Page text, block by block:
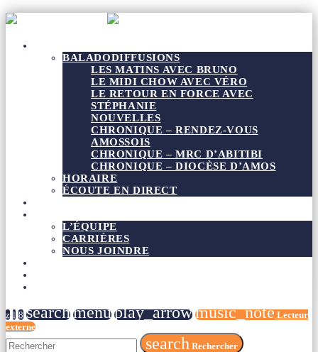
BALADODIFFUSIONS
LES MATINS AVEC BRUNO
LE MIDI CHOW AVEC VÉRO
LE RETOUR EN FORCE AVEC
STÉPHANIE
NOUVELLES
CHRONIQUE – RENDEZ-VOUS
AMOSSOIS
CHRONIQUE – MRC D’ABITIBI
CHRONIQUE – DIOCÈSE D’AMOS
HORAIRE
ÉCOUTE EN DIRECT
L’ÉQUIPE
CARRIÈRES
NOUS JOINDRE
searchmenuplay_arrowmusic_note Lecteur
externe
search Rechercher